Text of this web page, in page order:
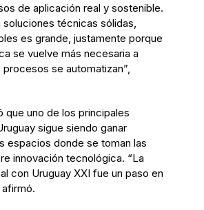
de aplicación real y sostenible.
soluciones técnicas sólidas,
es grande, justamente porque
se vuelve más necesaria a
se automatizan”,
que uno de los principales
sigue siendo ganar
espacios donde se toman las
innovación tecnológica. “La
con Uruguay XXI fue un paso en